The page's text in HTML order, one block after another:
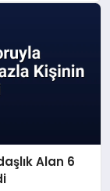
Alan 6